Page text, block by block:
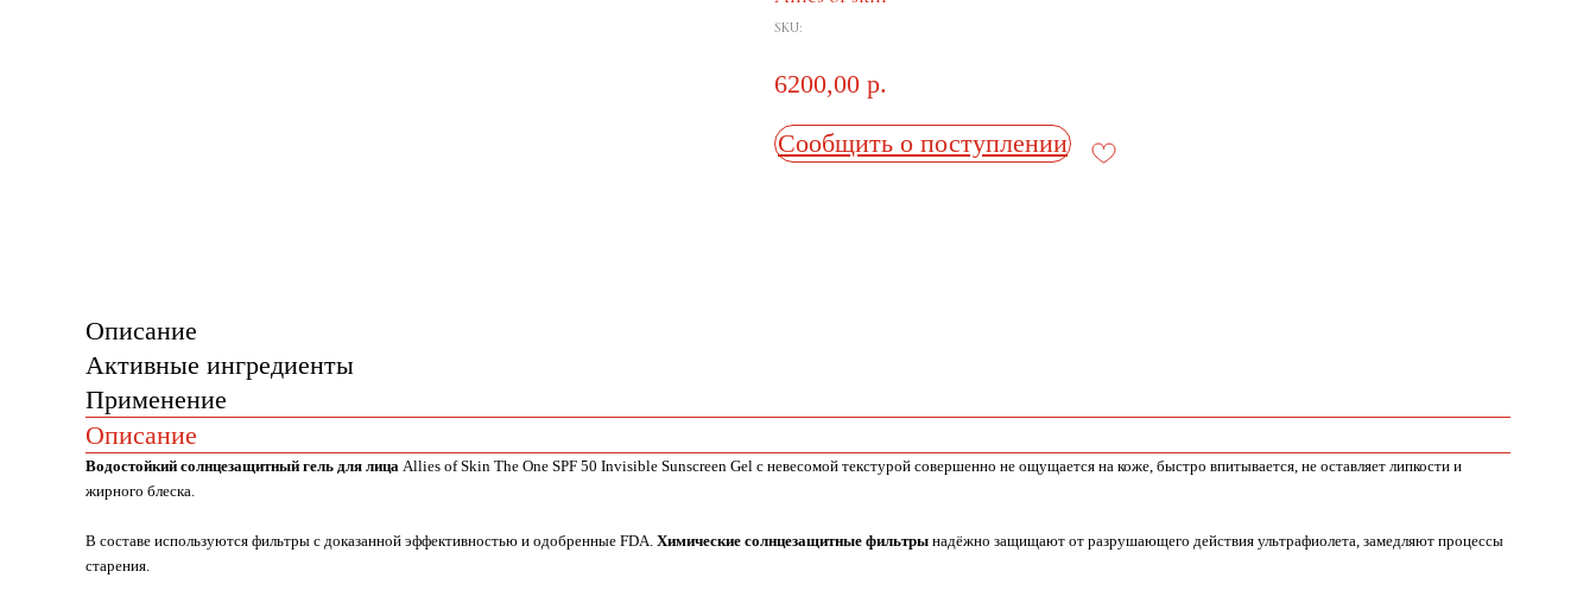
SKU:
6200,00 р.
Сообщить о поступлении
Описание
Активные ингредиенты
Применение
Описание
Водостойкий солнцезащитный гель для лица Allies of Skin The One SPF 50 Invisible Sunscreen Gel с невесомой текстурой совершенно не ощущается на коже, быстро впитывается, не оставляет липкости и
жирного блеска.
В составе используются фильтры с доказанной эффективностью и одобренные FDA. Химические солнцезащитные фильтры надёжно защищают от разрушающего действия ультрафиолета, замедляют процессы
старения.